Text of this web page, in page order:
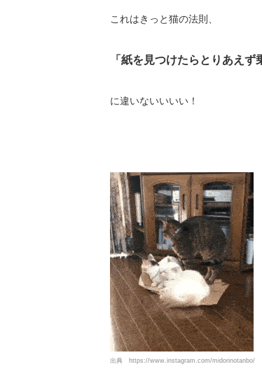
これはきっと猫の法則、
「紙を見つけたらとりあえず
に違いないいいい！
出典 https://www.instagram.com/midorinotanbo/